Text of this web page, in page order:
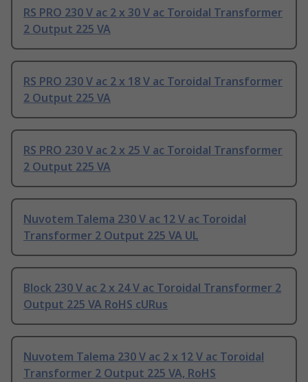
RS PRO 230 V ac 2 x 30 V ac Toroidal Transformer
2 Output 225 VA
RS PRO 230 V ac 2 x 18 V ac Toroidal Transformer
2 Output 225 VA
RS PRO 230 V ac 2 x 25 V ac Toroidal Transformer
2 Output 225 VA
Nuvotem Talema 230 V ac 12 V ac Toroidal
Transformer 2 Output 225 VA UL
Block 230 V ac 2 x 24 V ac Toroidal Transformer 2
Output 225 VA RoHS cURus
Nuvotem Talema 230 V ac 2 x 12 V ac Toroidal
Transformer 2 Output 225 VA, RoHS